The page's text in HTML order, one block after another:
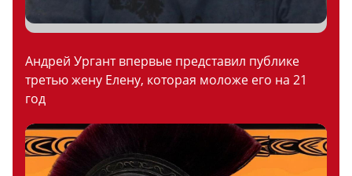
Андрей Ургант впервые представил публике
третью жену Елену, которая моложе его на 21
год